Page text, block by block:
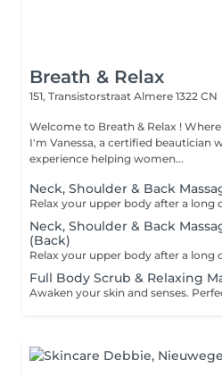
Breath & Relax
151, Transistorstraat Almere 1322 CN
Welcome to Breath & Relax ! Where self-care meets expertise.
I'm Vanessa, a certified beautician
experience helping women...
Neck, Shoulder & Back
Relax your upper body after a long
Neck, Shoulder & Back
(Back)
Full Body Scrub & Relaxing